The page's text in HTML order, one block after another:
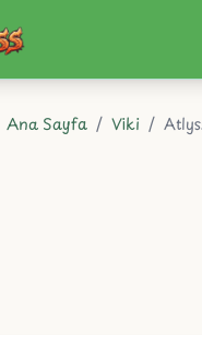
Ana Sayfa / Viki /